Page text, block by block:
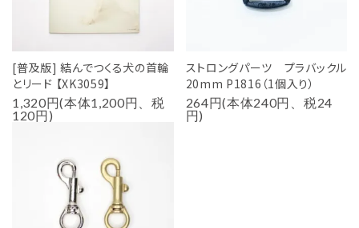
[普及版] 結んでつくる犬の首輪
とリード 【XK3059】
1,320円(本体1,200円、税
120円)
ストロングパーツ プラバックル
20mm P1816（1個入り）
264円(本体240円、税24
円)